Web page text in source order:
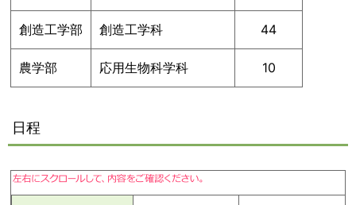
創造工学部 創造工学科 44
農学部 応用生物科学科 10
日程